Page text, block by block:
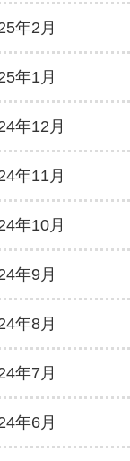
年2月
年1月
年12月
年11月
年10月
年9月
年8月
年7月
年6月